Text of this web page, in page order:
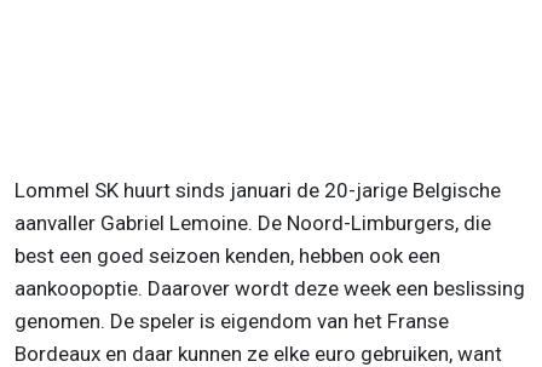
Lommel SK huurt sinds januari de 20-jarige Belgische
aanvaller Gabriel Lemoine. De Noord-Limburgers, die
best een goed seizoen kenden, hebben ook een
aankoopoptie. Daarover wordt deze week een beslissing
genomen. De speler is eigendom van het Franse
Bordeaux en daar kunnen ze elke euro gebruiken, want